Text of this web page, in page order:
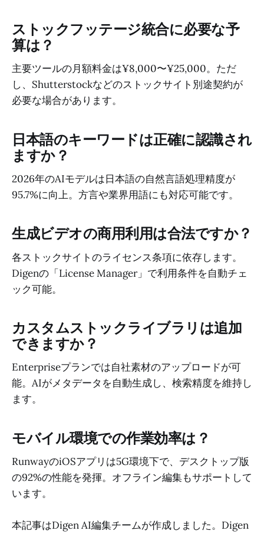
ストックフッテージ統合に必要な予
算は？
主要ツールの月額料金は¥8,000〜¥25,000。ただ
し、Shutterstockなどのストックサイト別途契約が
必要な場合があります。
日本語のキーワードは正確に認識され
ますか？
2026年のAIモデルは日本語の自然言語処理精度が
95.7%に向上。方言や業界用語にも対応可能です。
生成ビデオの商用利用は合法ですか？
各ストックサイトのライセンス条項に依存します。
Digenの「License Manager」で利用条件を自動チェ
ック可能。
カスタムストックライブラリは追加
できますか？
Enterpriseプランでは自社素材のアップロードが可
能。AIがメタデータを自動生成し、検索精度を維持し
ます。
モバイル環境での作業効率は？
RunwayのiOSアプリは5G環境下で、デスクトップ版
の92%の性能を発揮。オフライン編集もサポートして
います。
本記事はDigen AI編集チームが作成しました。Digen